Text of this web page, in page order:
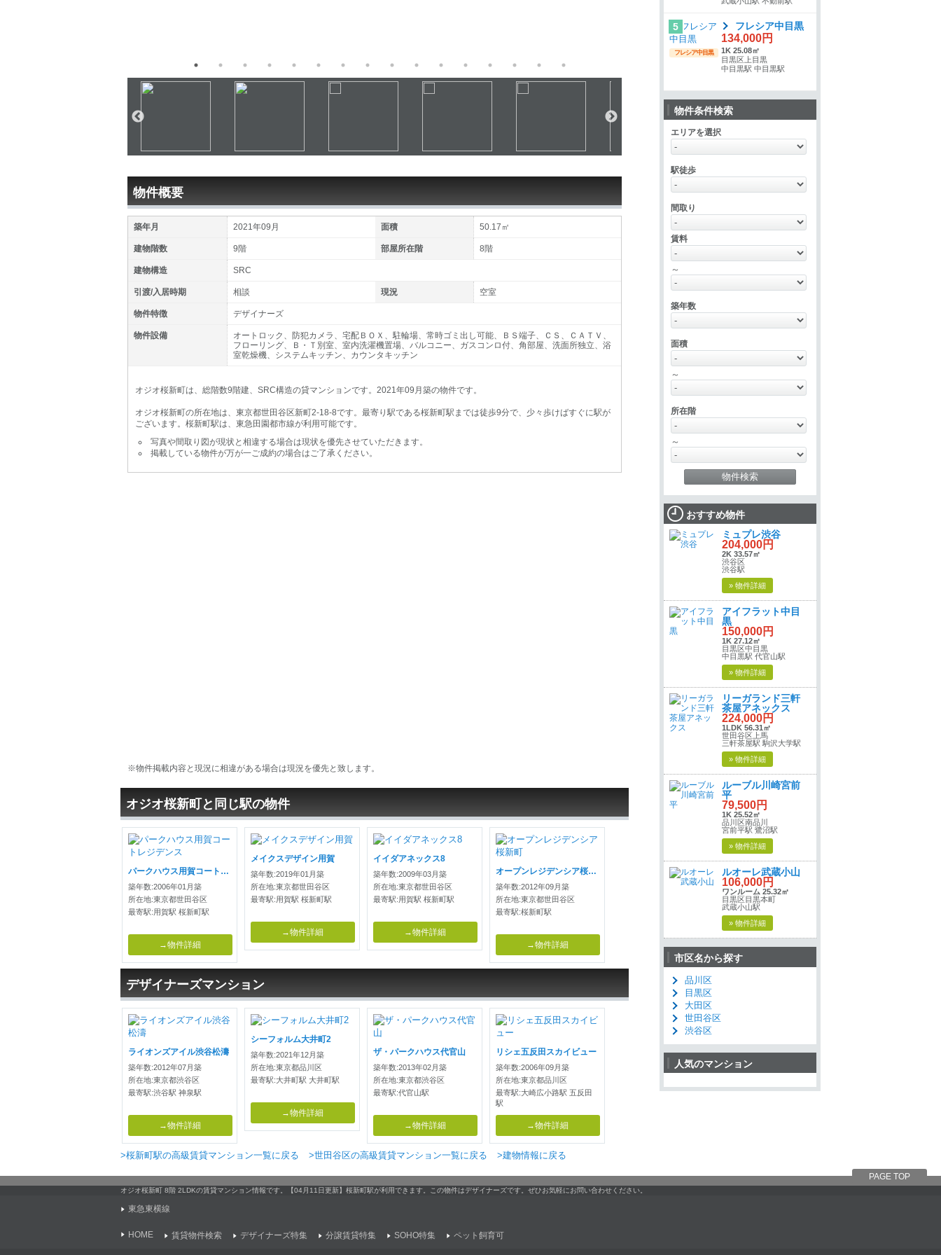
物件概要
築年月 2021年09月 面積 50.17㎡
建物階数 9階 部屋所在階 8階
建物構造 SRC
引渡/入居時期 相談 現況 空室
物件特徴 デザイナーズ
物件設備
オートロック、防犯カメラ、宅配ＢＯＸ、駐輪場、常時ゴミ出し可能、ＢＳ端子、ＣＳ、ＣＡＴＶ、
フローリング、Ｂ・Ｔ別室、室内洗濯機置場、バルコニー、ガスコンロ付、角部屋、洗面所独立、浴
室乾燥機、システムキッチン、カウンタキッチン
オジオ桜新町は、総階数9階建、SRC構造の貸マンションです。2021年09月築の物件です。
オジオ桜新町の所在地は、東京都世田谷区新町2-18-8です。最寄り駅である桜新町駅までは徒歩9分で、少々歩けばすぐに駅が
ございます。桜新町駅は、東急田園都市線が利用可能です。
写真や間取り図が現状と相違する場合は現状を優先させていただきます。
掲載している物件が万が一ご成約の場合はご了承ください。
※物件掲載内容と現況に相違がある場合は現況を優先と致します。
オジオ桜新町と同じ駅の物件
パークハウス用賀コートレジデンス
築年数:2006年01月築
所在地:東京都世田谷区
最寄駅:用賀駅 桜新町駅
→物件詳細
メイクスデザイン用賀
築年数:2019年01月築
所在地:東京都世田谷区
最寄駅:用賀駅 桜新町駅
→物件詳細
イイダアネックス8
築年数:2009年03月築
所在地:東京都世田谷区
最寄駅:用賀駅 桜新町駅
→物件詳細
オープンレジデンシア桜新町
築年数:2012年09月築
所在地:東京都世田谷区
最寄駅:桜新町駅
→物件詳細
デザイナーズマンション
ライオンズアイル渋谷松濤
築年数:2012年07月築
所在地:東京都渋谷区
最寄駅:渋谷駅 神泉駅
→物件詳細
シーフォルム大井町2
築年数:2021年12月築
所在地:東京都品川区
最寄駅:大井町駅 大井町駅
→物件詳細
ザ・パークハウス代官山
築年数:2013年02月築
所在地:東京都渋谷区
最寄駅:代官山駅
→物件詳細
リシェ五反田スカイビュー
築年数:2006年09月築
所在地:東京都品川区
最寄駅:大崎広小路駅 五反田
駅
→物件詳細
>桜新町駅の高級賃貸マンション一覧に戻る >世田谷区の高級賃貸マンション一覧に戻る >建物情報に戻る
5
フレシア中目黒
フレシア中目黒
134,000円
1K 25.08㎡
目黒区上目黒
中目黒駅 中目黒駅
物件条件検索
エリアを選択
駅徒歩
間取り
賃料
～
築年数
面積
～
所在階
～
おすすめ物件
ミュプレ渋谷
204,000円
2K 33.57㎡
渋谷区
渋谷駅
» 物件詳細
アイフラット中目
黒
150,000円
1K 27.12㎡
目黒区中目黒
中目黒駅 代官山駅
» 物件詳細
リーガランド三軒
茶屋アネックス
224,000円
1LDK 56.31㎡
世田谷区上馬
三軒茶屋駅 駒沢大学駅
» 物件詳細
ルーブル川崎宮前
平
79,500円
1K 25.52㎡
品川区南品川
宮前平駅 鷺沼駅
» 物件詳細
ルオーレ武蔵小山
106,000円
ワンルーム 25.32㎡
目黒区目黒本町
武蔵小山駅
» 物件詳細
市区名から探す
品川区
目黒区
大田区
世田谷区
渋谷区
人気のマンション
PAGE TOP
オジオ桜新町 8階 2LDKの賃貸マンション情報です。【04月11日更新】桜新町駅が利用できます。この物件はデザイナーズです。ぜひお気軽にお問い合わせください。
東急東横線
HOME 賃貸物件検索 デザイナーズ特集 分譲賃貸特集 SOHO特集 ペット飼育可